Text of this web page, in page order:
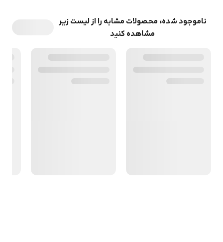
ناموجود شده، محصولات مشابه را از لیست زیر
مشاهده کنید